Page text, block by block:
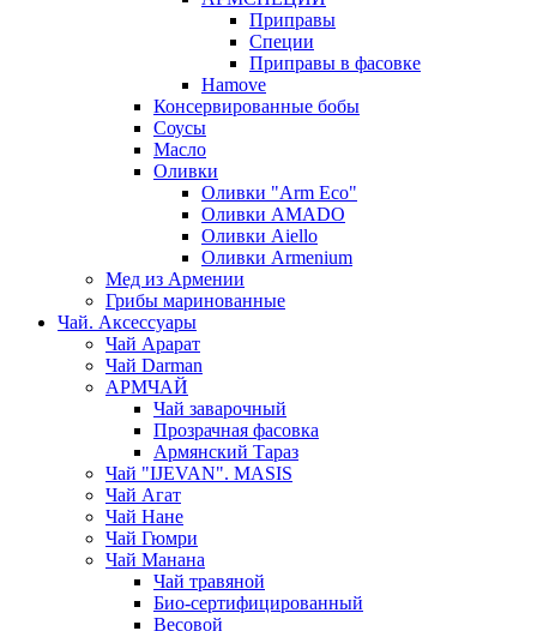
Приправы
Специи
Приправы в фасовке
Hamove
Консервированные бобы
Соусы
Масло
Оливки
Оливки "Arm Eco"
Оливки AMADO
Оливки Aiello
Оливки Armenium
Мед из Армении
Грибы маринованные
Чай. Аксессуары
Чай Арарат
Чай Darman
АРМЧАЙ
Чай заварочный
Прозрачная фасовка
Армянский Тараз
Чай "IJEVAN". MASIS
Чай Агат
Чай Нане
Чай Гюмри
Чай Манана
Чай травяной
Био-сертифицированный
Весовой